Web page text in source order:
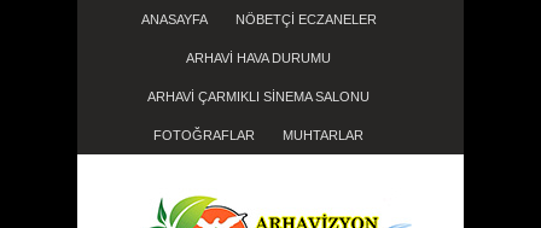
ANASAYFA NÖBETÇİ ECZANELER
ARHAVİ HAVA DURUMU
ARHAVİ ÇARMIKLI SİNEMA SALONU
FOTOĞRAFLAR MUHTARLAR